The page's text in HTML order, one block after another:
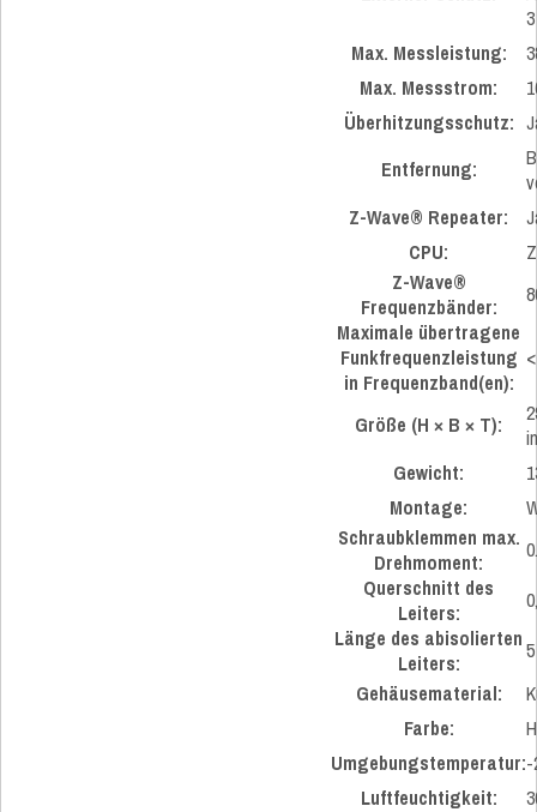
3
Max. Messleistung:
Max. Messstrom:
Überhitzungsschutz:
Entfernung:
Z-Wave® Repeater:
CPU:
Z-Wave®
Frequenzbänder:
Maximale übertragene
Funkfrequenzleistung
in Frequenzband(en):
Größe (H × B × T):
in
Gewicht:
Montage:
Schraubklemmen max.
Drehmoment:
Querschnitt des
Leiters:
Länge des abisolierten
Leiters:
Gehäusematerial:
Farbe:
Umgebungstemperatur:-
Luftfeuchtigkeit: